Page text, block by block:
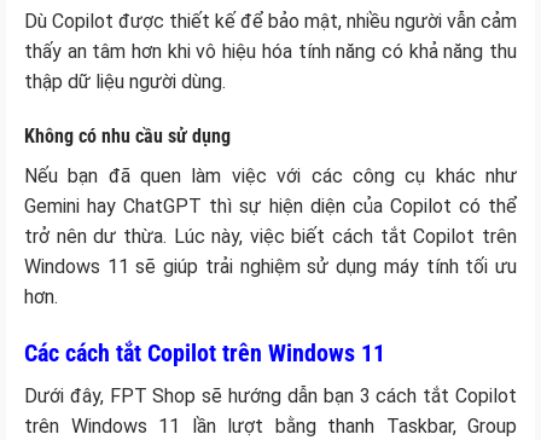
Dù Copilot được thiết kế để bảo mật, nhiều người vẫn cảm
thấy an tâm hơn khi vô hiệu hóa tính năng có khả năng thu
thập dữ liệu người dùng.
Không có nhu cầu sử dụng
Nếu bạn đã quen làm việc với các công cụ khác như
Gemini hay ChatGPT thì sự hiện diện của Copilot có thể
trở nên dư thừa. Lúc này, việc biết cách tắt Copilot trên
Windows 11 sẽ giúp trải nghiệm sử dụng máy tính tối ưu
hơn.
Các cách tắt Copilot trên Windows 11
Dưới đây, FPT Shop sẽ hướng dẫn bạn 3 cách tắt Copilot
trên Windows 11 lần lượt bằng thanh Taskbar, Group